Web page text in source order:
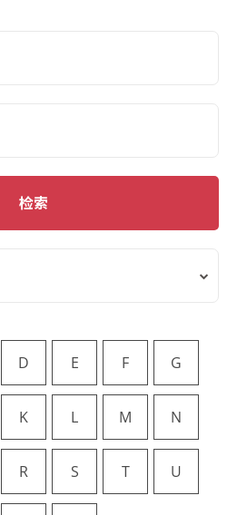
检索
D E F G
K L M N
R S T U